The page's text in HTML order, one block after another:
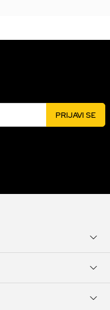
PRIJAVI SE